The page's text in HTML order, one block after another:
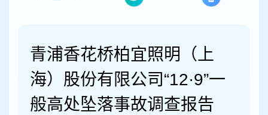
青浦香花桥柏宜照明（上
海）股份有限公司“12·9”一
般高处坠落事故调查报告